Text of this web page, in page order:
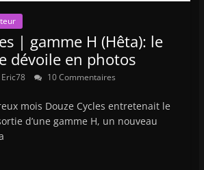
| gamme H (Hêta): le
dévoile en photos
Eric78 10 Commentaires
mois Douze Cycles entretenait le
d’une gamme H, un nouveau